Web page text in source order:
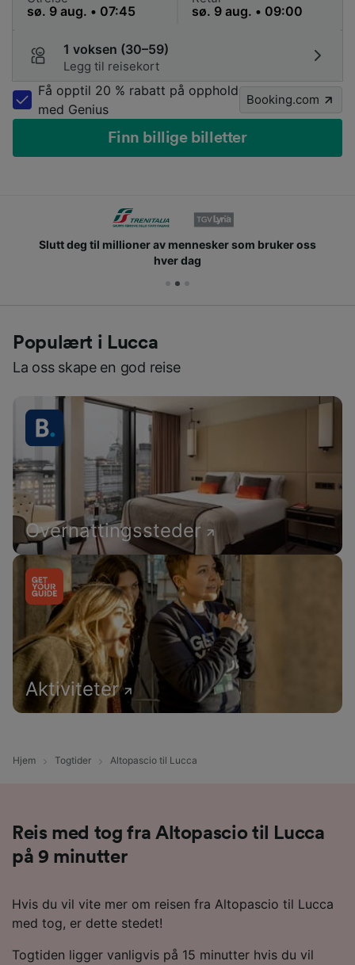
1 voksen (30–59)
Legg til reisekort
Få opptil 20 % rabatt på opphold
med Genius
Booking.com
Finn billige billetter
Slutt deg til millioner av mennesker som bruker oss
hver dag
Populært i Lucca
La oss skape en god reise
Overnattingssteder
Aktiviteter
Hjem Togtider Altopascio til Lucca
Reis med tog fra Altopascio til Lucca
på 9 minutter
Hvis du vil vite mer om reisen fra Altopascio til Lucca
med tog, er dette stedet!
Togtiden ligger vanligvis på 15 minutter hvis du vil